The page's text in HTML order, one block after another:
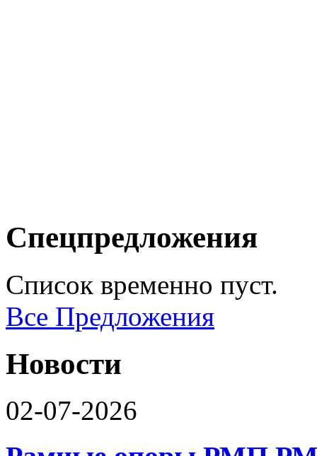
Спецпредложения
Список временно пуст.
Все Предложения
Новости
02-07-2026